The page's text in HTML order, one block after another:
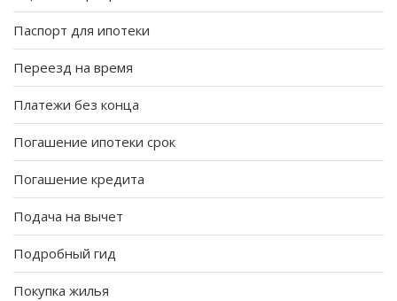
Паспорт для ипотеки
Переезд на время
Платежи без конца
Погашение ипотеки срок
Погашение кредита
Подача на вычет
Подробный гид
Покупка жилья